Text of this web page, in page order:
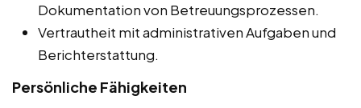
Dokumentation von Betreuungsprozessen.
Vertrautheit mit administrativen Aufgaben und
Berichterstattung.
Persönliche Fähigkeiten